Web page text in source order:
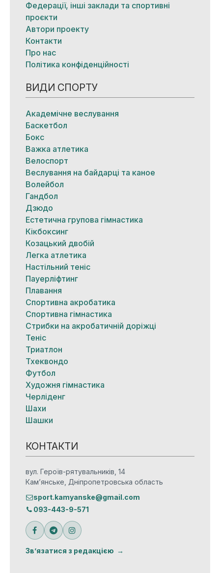
Федерації, інші заклади та спортивні
проєкти
Автори проекту
Контакти
Про нас
Політика конфіденційності
ВИДИ СПОРТУ
Академічне веслування
Баскетбол
Бокс
Важка атлетика
Велоспорт
Веслування на байдарці та каное
Волейбол
Гандбол
Дзюдо
Естетична групова гімнастика
Кікбоксинг
Козацький двобій
Легка атлетика
Настільний теніс
Пауерліфтинг
Плавання
Спортивна акробатика
Спортивна гімнастика
Стрибки на акробатичній доріжці
Теніс
Триатлон
Тхеквондо
Футбол
Художня гімнастика
Черліденг
Шахи
Шашки
КОНТАКТИ
вул. Героїв-рятувальників, 14
Кам’янське, Дніпропетровська область
sport.kamyanske@gmail.com
093-443-9-571
Зв’язатися з редакцією